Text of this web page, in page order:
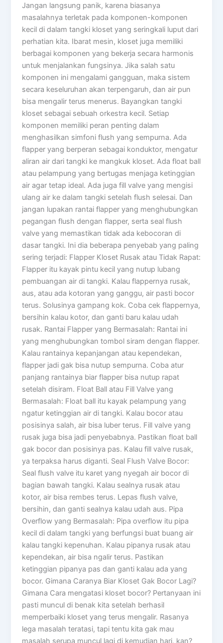
Jangan langsung panik, karena biasanya
masalahnya terletak pada komponen-komponen
kecil di dalam tangki kloset yang seringkali luput dari
perhatian kita. Ibarat mesin, kloset juga memiliki
berbagai komponen yang bekerja secara harmonis
untuk menjalankan fungsinya. Jika salah satu
komponen ini mengalami gangguan, maka sistem
secara keseluruhan akan terpengaruh, dan air pun
bisa mengalir terus menerus. Bayangkan tangki
kloset sebagai sebuah orkestra kecil. Setiap
komponen memiliki peran penting dalam
menghasilkan simfoni flush yang sempurna. Ada
flapper yang berperan sebagai konduktor, mengatur
aliran air dari tangki ke mangkuk kloset. Ada float ball
atau pelampung yang bertugas menjaga ketinggian
air agar tetap ideal. Ada juga fill valve yang mengisi
ulang air ke dalam tangki setelah flush selesai. Dan
jangan lupakan rantai flapper yang menghubungkan
pegangan flush dengan flapper, serta seal flush
valve yang memastikan tidak ada kebocoran di
dasar tangki. Ini dia beberapa penyebab yang paling
sering terjadi: Flapper Kloset Rusak atau Tidak Rapat:
Flapper itu kayak pintu kecil yang nutup lubang
pembuangan air di tangki. Kalau flappernya rusak,
aus, atau ada kotoran yang ganggu, air pasti bocor
terus. Solusinya gampang kok. Coba cek flappernya,
bersihin kalau kotor, dan ganti baru kalau udah
rusak. Rantai Flapper yang Bermasalah: Rantai ini
yang menghubungkan tombol siram dengan flapper.
Kalau rantainya kepanjangan atau kependekan,
flapper jadi gak bisa nutup sempurna. Coba atur
panjang rantainya biar flapper bisa nutup rapat
setelah disiram. Float Ball atau Fill Valve yang
Bermasalah: Float ball itu kayak pelampung yang
ngatur ketinggian air di tangki. Kalau bocor atau
posisinya salah, air bisa luber terus. Fill valve yang
rusak juga bisa jadi penyebabnya. Pastikan float ball
gak bocor dan posisinya pas. Kalau fill valve rusak,
ya terpaksa harus diganti. Seal Flush Valve Bocor:
Seal flush valve itu karet yang nyegah air bocor di
bagian bawah tangki. Kalau sealnya rusak atau
kotor, air bisa rembes terus. Lepas flush valve,
bersihin, dan ganti sealnya kalau udah aus. Pipa
Overflow yang Bermasalah: Pipa overflow itu pipa
kecil di dalam tangki yang berfungsi buat buang air
kalau tangki kepenuhan. Kalau pipanya rusak atau
kependekan, air bisa ngalir terus. Pastikan
ketinggian pipanya pas dan ganti kalau ada yang
bocor. Gimana Caranya Biar Kloset Gak Bocor Lagi?
Gimana Cara mengatasi kloset bocor? Pertanyaan ini
pasti muncul di benak kita setelah berhasil
memperbaiki kloset yang terus mengalir. Rasanya
lega masalah teratasi, tapi tentu kita gak mau
masalah serupa muncul lagi di kemudian hari, kan?